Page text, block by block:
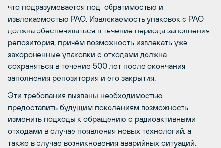
что подразумевается под обратимостью и
извлекаемостью РАО. Извлекаемость упаковок с РАО
должна обеспечиваться в течение периода заполнения
репозитория, причём возможность извлекать уже
захороненные упаковки с отходами должна
сохраняться в течение 500 лет после окончания
заполнения репозитория и его закрытия.
Эти требования вызваны необходимостью
предоставить будущим поколениям возможность
изменить подходы к обращению с радиоактивными
отходами в случае появления новых технологий, а
также в случае возникновения аварийных ситуаций,